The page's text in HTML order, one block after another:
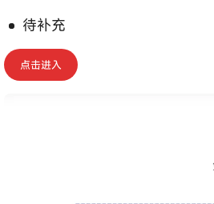
待补充
点击进入